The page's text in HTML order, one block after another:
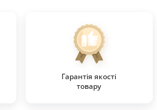
Гарантія якості
товару